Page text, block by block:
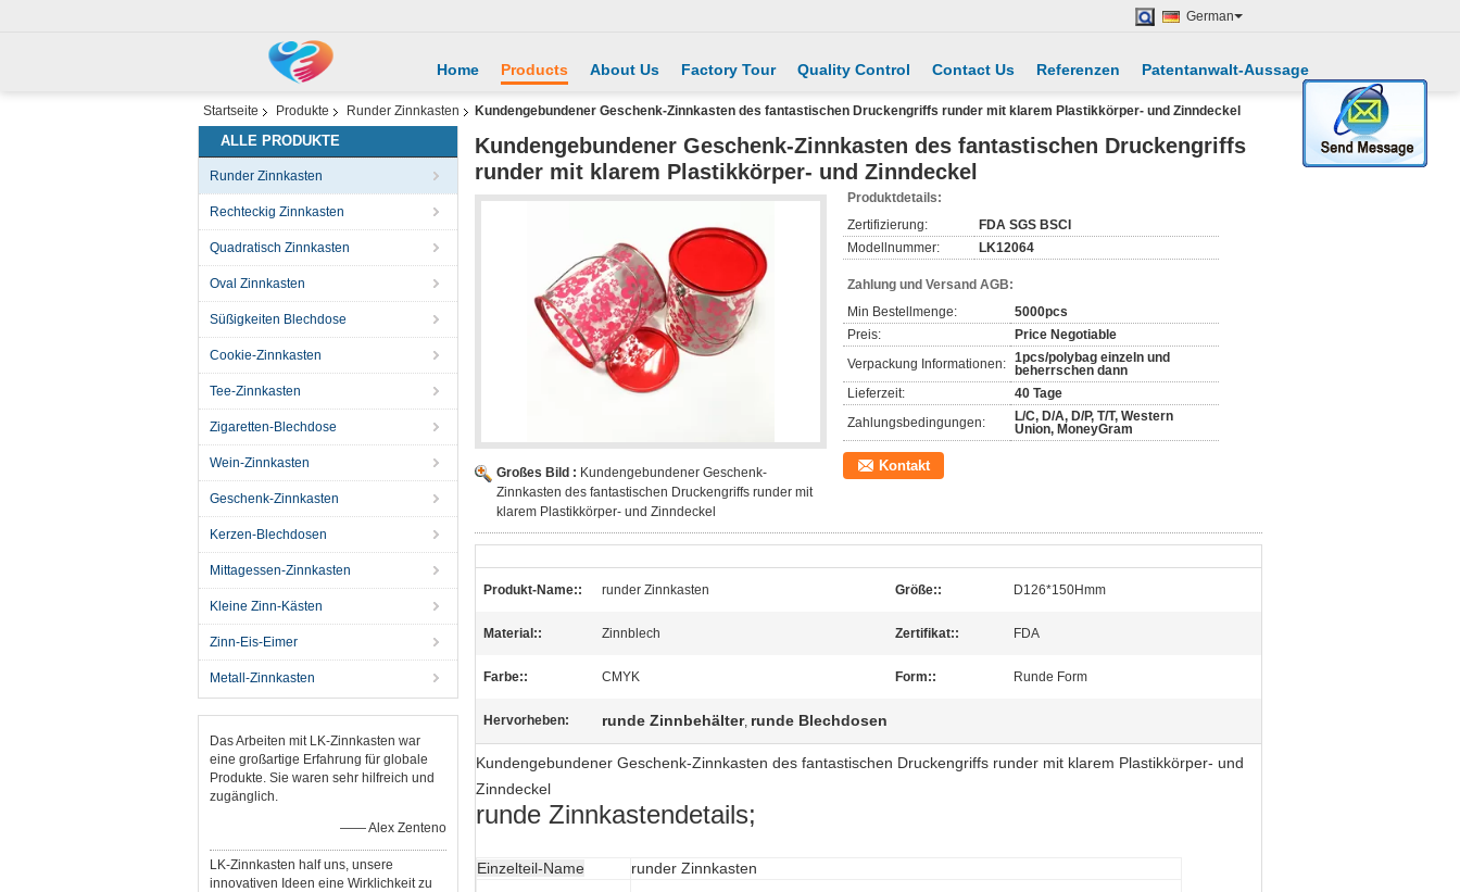
German
Home Products About Us Factory Tour Quality Control Contact Us Referenzen Patentanwalt-Aussage
Startseite Produkte Runder Zinnkasten Kundengebundener Geschenk-Zinnkasten des fantastischen Druckengriffs runder mit klarem Plastikkörper- und Zinndeckel
ALLE PRODUKTE
Runder Zinnkasten
Rechteckig Zinnkasten
Quadratisch Zinnkasten
Oval Zinnkasten
Süßigkeiten Blechdose
Cookie-Zinnkasten
Tee-Zinnkasten
Zigaretten-Blechdose
Wein-Zinnkasten
Geschenk-Zinnkasten
Kerzen-Blechdosen
Mittagessen-Zinnkasten
Kleine Zinn-Kästen
Zinn-Eis-Eimer
Metall-Zinnkasten
Das Arbeiten mit LK-Zinnkasten war
eine großartige Erfahrung für globale
Produkte. Sie waren sehr hilfreich und
zugänglich.
—— Alex Zenteno
LK-Zinnkasten half uns, unsere
innovativen Ideen eine Wirklichkeit zu
Kundengebundener Geschenk-Zinnkasten des fantastischen Druckengriffs
runder mit klarem Plastikkörper- und Zinndeckel
Großes Bild : Kundengebundener Geschenk-
Zinnkasten des fantastischen Druckengriffs runder mit
klarem Plastikkörper- und Zinndeckel
Produktdetails:
Zertifizierung:
FDA SGS BSCI
Modellnummer:
LK12064
Zahlung und Versand AGB:
Min Bestellmenge:
5000pcs
Preis:
Price Negotiable
Verpackung Informationen: 1pcs/polybag einzeln und
beherrschen dann
Lieferzeit:
40 Tage
Zahlungsbedingungen:
L/C, D/A, D/P, T/T, Western
Union, MoneyGram
Kontakt
Produkt-Name:: runder Zinnkasten Größe:: D126*150Hmm
Material:: Zinnblech Zertifikat:: FDA
Farbe:: CMYK Form:: Runde Form
Hervorheben: runde Zinnbehälter, runde Blechdosen
Kundengebundener Geschenk-Zinnkasten des fantastischen Druckengriffs runder mit klarem Plastikkörper- und
Zinndeckel
runde Zinnkastendetails;
Einzelteil-Name runder Zinnkasten